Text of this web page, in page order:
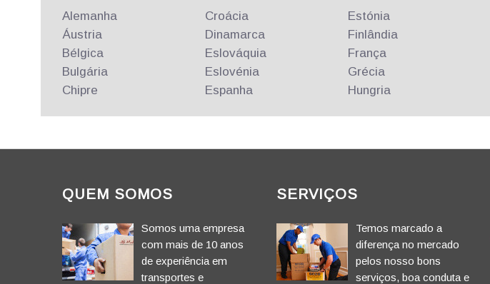
Alemanha
Áustria
Bélgica
Bulgária
Chipre
Croácia
Dinamarca
Eslováquia
Eslovénia
Espanha
Estónia
Finlândia
França
Grécia
Hungria
QUEM SOMOS
Somos uma empresa
com mais de 10 anos
de experiência em
transportes e
SERVIÇOS
Temos marcado a
diferença no mercado
pelos nosso bons
serviços, boa conduta e